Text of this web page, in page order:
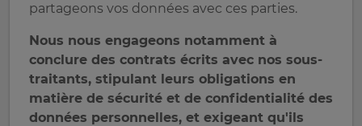
partageons vos données avec ces parties.
Nous nous engageons notamment à
conclure des contrats écrits avec nos sous-
traitants, stipulant leurs obligations en
matière de sécurité et de confidentialité des
données personnelles, et exigeant qu'ils